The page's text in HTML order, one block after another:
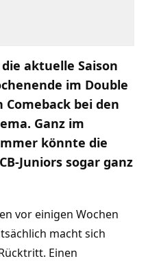
aktuelle Saison
im Double
bei den
Ganz im
könnte die
Juniors sogar ganz
vor einigen Wochen
macht sich
Einen